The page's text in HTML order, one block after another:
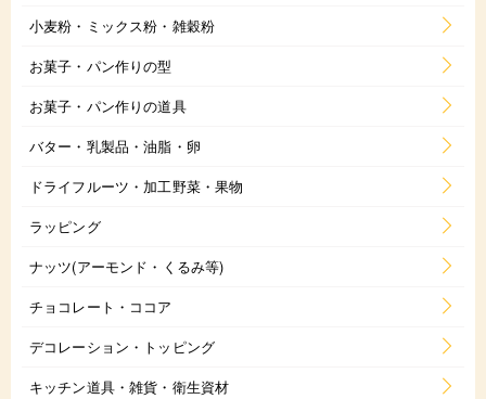
小麦粉・ミックス粉・雑穀粉
お菓子・パン作りの型
お菓子・パン作りの道具
バター・乳製品・油脂・卵
ドライフルーツ・加工野菜・果物
ラッピング
ナッツ(アーモンド・くるみ等)
チョコレート・ココア
デコレーション・トッピング
キッチン道具・雑貨・衛生資材